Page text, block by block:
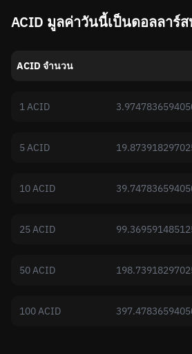
ACID มูลค่าวันนี้เป็นดอลลาร์ส
ACID จำนวน
1 ACID
5 ACID
10 ACID
25 ACID
50 ACID
100 ACID